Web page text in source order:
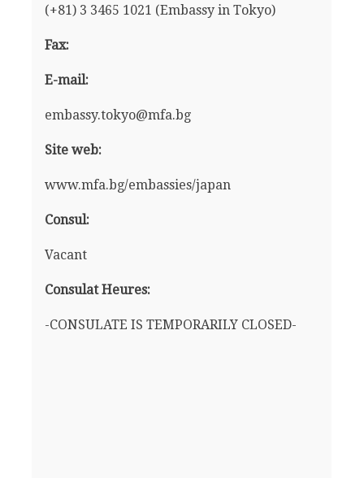
(+81) 3 3465 1021 (Embassy in Tokyo)
Fax:
E-mail:
embassy.tokyo@mfa.bg
Site web:
www.mfa.bg/embassies/japan
Consul:
Vacant
Consulat Heures:
-CONSULATE IS TEMPORARILY CLOSED-